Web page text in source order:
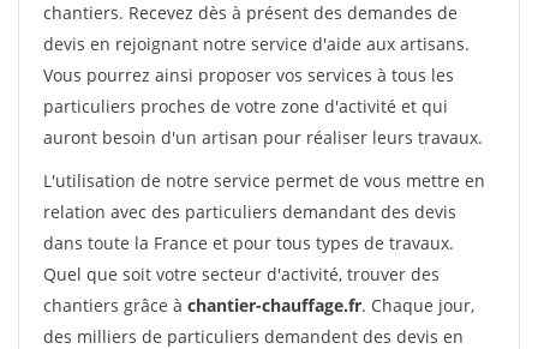
chantiers. Recevez dès à présent des demandes de
devis en rejoignant notre service d'aide aux artisans.
Vous pourrez ainsi proposer vos services à tous les
particuliers proches de votre zone d'activité et qui
auront besoin d'un artisan pour réaliser leurs travaux.
L'utilisation de notre service permet de vous mettre en
relation avec des particuliers demandant des devis
dans toute la France et pour tous types de travaux.
Quel que soit votre secteur d'activité, trouver des
chantiers grâce à chantier-chauffage.fr. Chaque jour,
des milliers de particuliers demandent des devis en